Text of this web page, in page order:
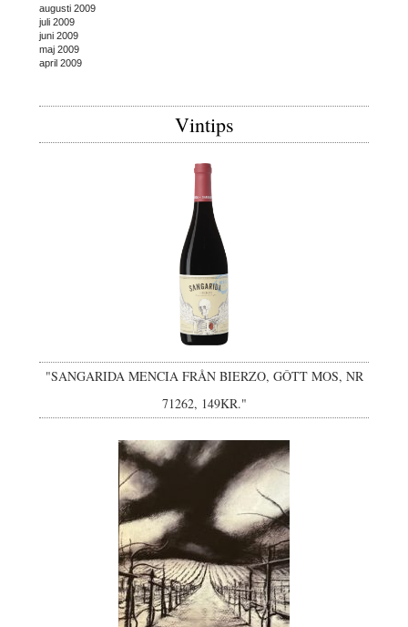
augusti 2009
juli 2009
juni 2009
maj 2009
april 2009
Vintips
"SANGARIDA MENCIA FRÅN BIERZO, GÔTT MOS, NR
71262, 149KR."